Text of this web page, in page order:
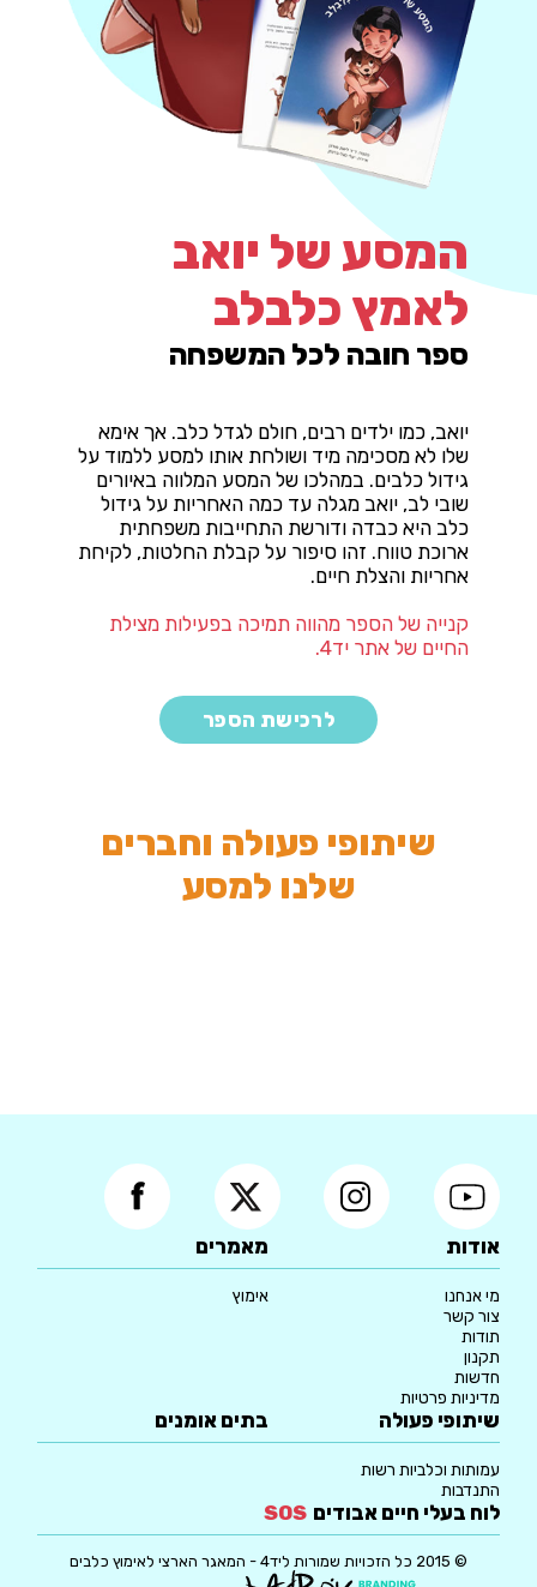
המסע של יואב
לאמץ כלבלב
ספר חובה לכל המשפחה
יואב, כמו ילדים רבים, חולם לגדל כלב. אך אימא
שלו לא מסכימה מיד ושולחת אותו למסע ללמוד על
גידול כלבים. במהלכו של המסע המלווה באיורים
שובי לב, יואב מגלה עד כמה האחריות על גידול
כלב היא כבדה ודורשת התחייבות משפחתית
ארוכת טווח. זהו סיפור על קבלת החלטות, לקיחת
אחריות והצלת חיים.
קנייה של הספר מהווה תמיכה בפעילות מצילת
החיים של אתר יד4.
לרכישת הספר
שיתופי פעולה וחברים
שלנו למסע
אודות
מי אנחנו
צור קשר
תודות
תקנון
חדשות
מדיניות פרטיות
מאמרים
אימוץ
שיתופי פעולה
עמותות וכלביות רשות
התנדבות
בתים אומנים
לוח בעלי חיים אבודים SOS
© 2015 כל הזכויות שמורות ליד4 - המאגר הארצי לאימוץ כלבים